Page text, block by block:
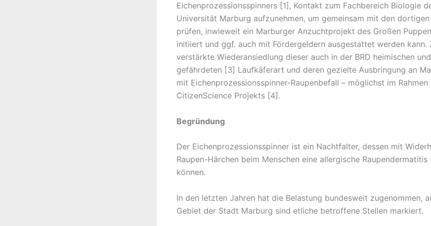
Eichenprozessionsspinners [1], Kontakt zum Fachbereich Biologie
Universität Marburg aufzunehmen, um gemeinsam mit den
prüfen, inwieweit ein Marburger Anzuchtprojekt des Großen
initiiert und ggf. auch mit Fördergeldern ausgestattet werden kann.
verstärkte Wiederansiedlung dieser auch in der BRD heimischen
gefährdeten [3] Laufkäferart und deren gezielte Ausbringung an
mit Eichenprozessionsspinner-Raupenbefall – möglichst im Rahmen
CitizenScience Projekts [4].
Begründung
Der Eichenprozessionsspinner ist ein Nachtfalter, dessen mit
Raupen-Härchen beim Menschen eine allergische
können.
In den letzten Jahren hat die Belastung bundesweit zugenommen,
Gebiet der Stadt Marburg sind etliche betroffene Stellen markiert.